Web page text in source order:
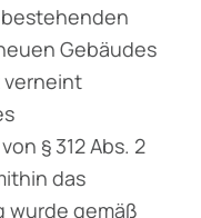
Gebäudes
verneint
§ 312 Abs. 2
das
wurde gemäß